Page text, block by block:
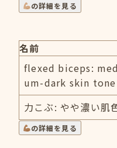
の詳細を見る
名前
flexed biceps:
um-dark skin tone
力こぶ: やや濃い肌
の詳細を見る